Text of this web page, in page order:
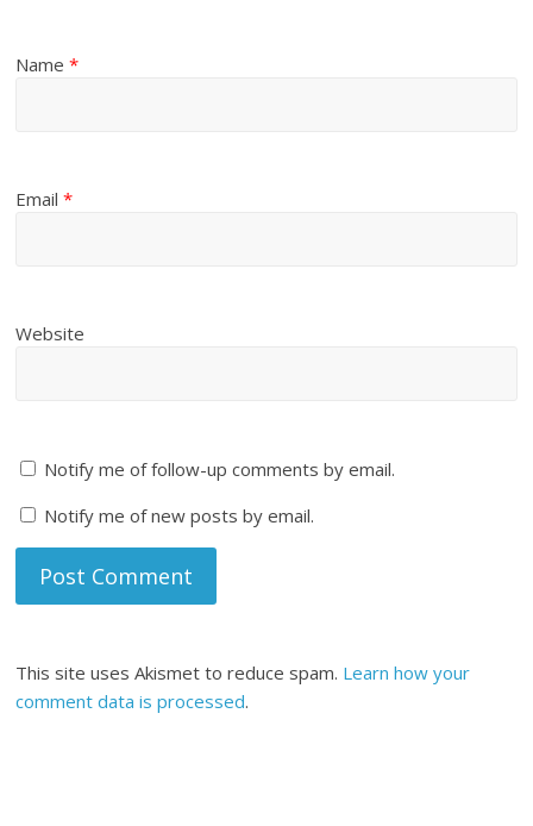
Name*
Email*
Website
Notify me of follow-up comments by email.
Notify me of new posts by email.
This site uses Akismet to reduce spam. Learn how your
comment data is processed.